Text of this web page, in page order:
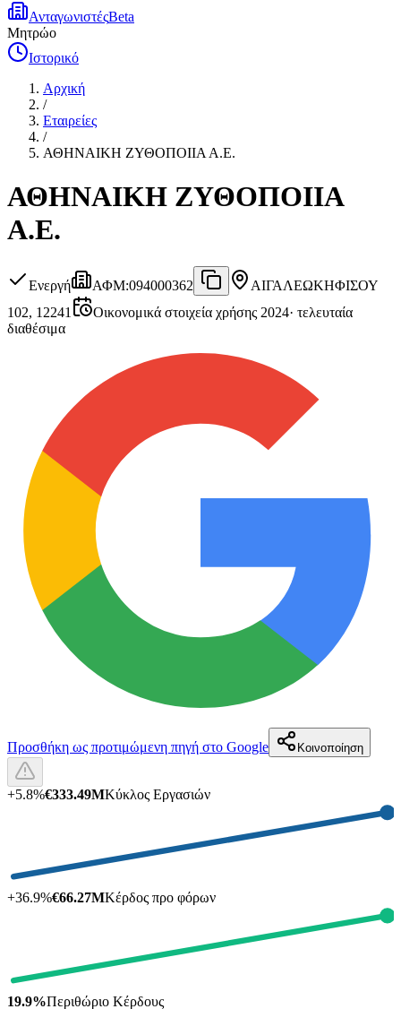
ΑνταγωνιστέςBeta
Μητρώο
Ιστορικό
Αρχική
/
Εταιρείες
/
ΑΘΗΝΑΙΚΗ ΖΥΘΟΠΟΙΙΑ Α.Ε.
ΑΘΗΝΑΙΚΗ ΖΥΘΟΠΟΙΙΑ
Α.Ε.
Ενεργή ΑΦΜ:094000362 ΑΙΓΑΛΕΩΚΗΦΙΣΟΥ
102, 12241
Οικονομικά στοιχεία χρήσης 2024· τελευταία
διαθέσιμα
Προσθήκη ως προτιμώμενη πηγή στο Google Κοινοποίηση
+5.8%€333.49MΚύκλος Εργασιών
+36.9%€66.27MΚέρδος προ φόρων
19.9%Περιθώριο Κέρδους